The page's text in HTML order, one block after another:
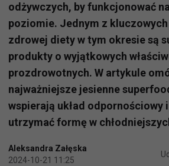
odżywczych, by funkcjonować
poziomie. Jednym z
zdrowej diety w tym okresie są
produkty o wyjątkowych
prozdrowotnych. W artykule
najważniejsze jesienne
wspierają układ odpornościowy
utrzymać formę w
Aleksandra Załęska
2024-10-21 11:25